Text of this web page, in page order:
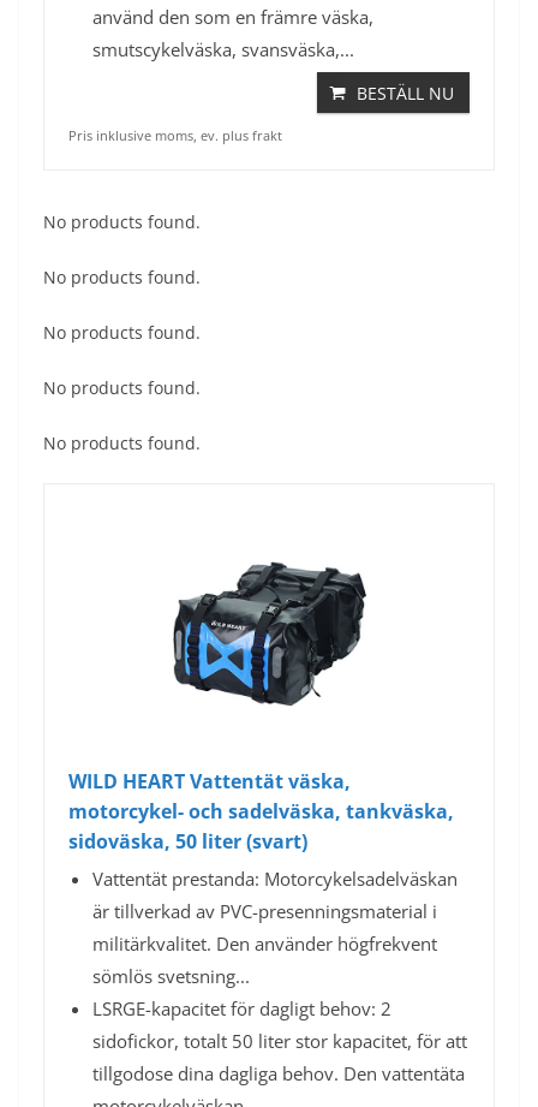
använd den som en främre väska,
smutscykelväska, svansväska,...
BESTÄLL NU
Pris inklusive moms, ev. plus frakt
No products found.
No products found.
No products found.
No products found.
No products found.
WILD HEART Vattentät väska,
motorcykel- och sadelväska, tankväska,
sidoväska, 50 liter (svart)
Vattentät prestanda: Motorcykelsadelväskan
är tillverkad av PVC-presenningsmaterial i
militärkvalitet. Den använder högfrekvent
sömlös svetsning...
LSRGE-kapacitet för dagligt behov: 2
sidofickor, totalt 50 liter stor kapacitet, för att
tillgodose dina dagliga behov. Den vattentäta